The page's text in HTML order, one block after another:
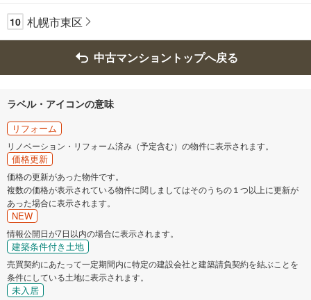
10 札幌市東区
中古マンショントップへ戻る
ラベル・アイコンの意味
リフォーム
リノベーション・リフォーム済み（予定含む）の物件に表示されます。
価格更新
価格の更新があった物件です。
複数の価格が表示されている物件に関しましてはそのうちの１つ以上に更新が
あった場合に表示されます。
NEW
情報公開日が7日以内の場合に表示されます。
建築条件付き土地
売買契約にあたって一定期間内に特定の建設会社と建築請負契約を結ぶことを
条件にしている土地に表示されます。
未入居